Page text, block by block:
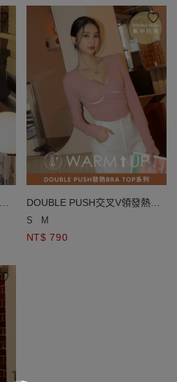
DOUBLE PUSH交叉V領發熱
BRA TOP
S M
NT$ 790